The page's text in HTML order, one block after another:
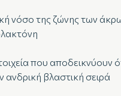
νόσο της ζώνης των
που αποδεικνύουν
ανδρική βλαστική σειρά